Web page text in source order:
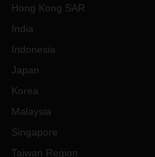
Hong Kong SAR
India
Indonesia
Japan
Korea
Malaysia
Singapore
Taiwan Region